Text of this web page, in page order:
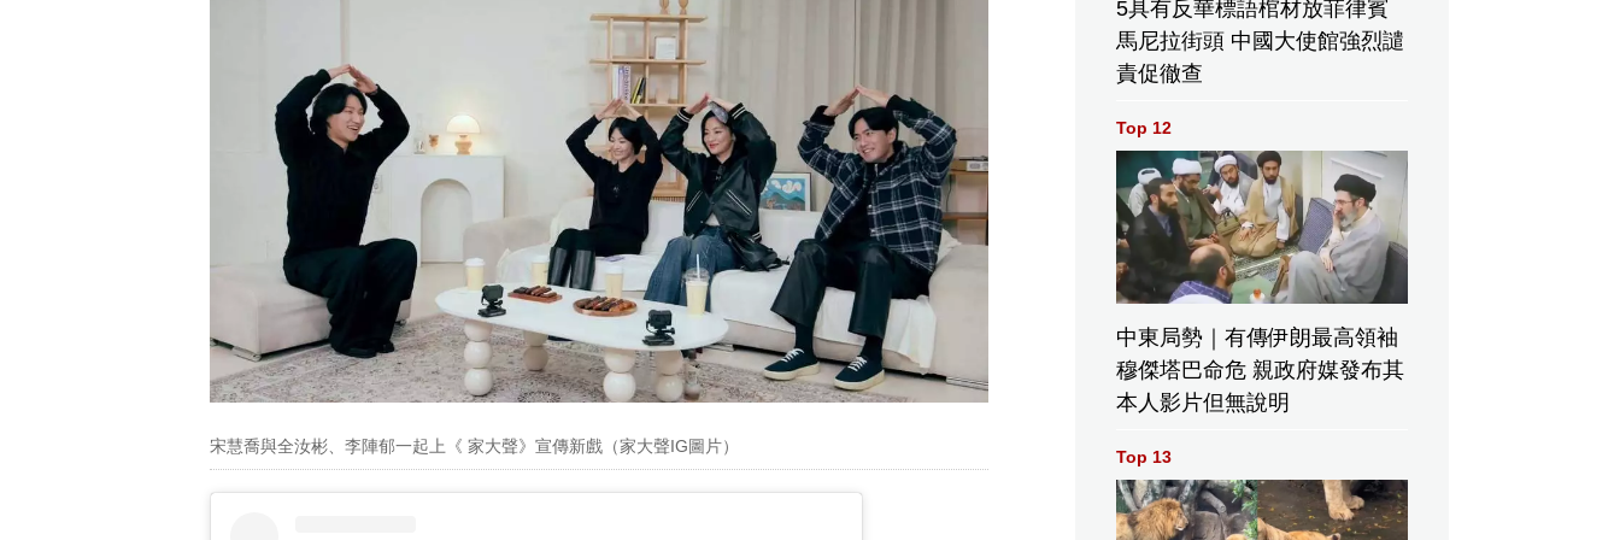
宋慧喬與全汝彬、李陣郁一起上《 家大聲》宣傳新戲（家大聲IG圖片）
5具有反華標語棺材放菲律賓
馬尼拉街頭 中國大使館強烈譴
責促徹查
Top 12
中東局勢｜有傳伊朗最高領袖
穆傑塔巴命危 親政府媒發布其
本人影片但無說明
Top 13